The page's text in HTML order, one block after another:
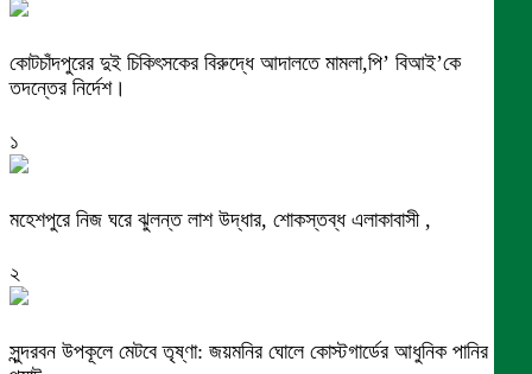
কোটচাঁদপুরের দুই চিকিৎসকের বিরুদ্ধে আদালতে মামলা,পি’ বিআই’কে
তদন্তের নির্দেশ।
১
মহেশপুরে নিজ ঘরে ঝুলন্ত লাশ উদ্ধার, শোকস্তব্ধ এলাকাবাসী ,
২
সুন্দরবন উপকূলে মেটবে তৃষ্ণা: জয়মনির ঘোলে কোস্টগার্ডের আধুনিক পানির